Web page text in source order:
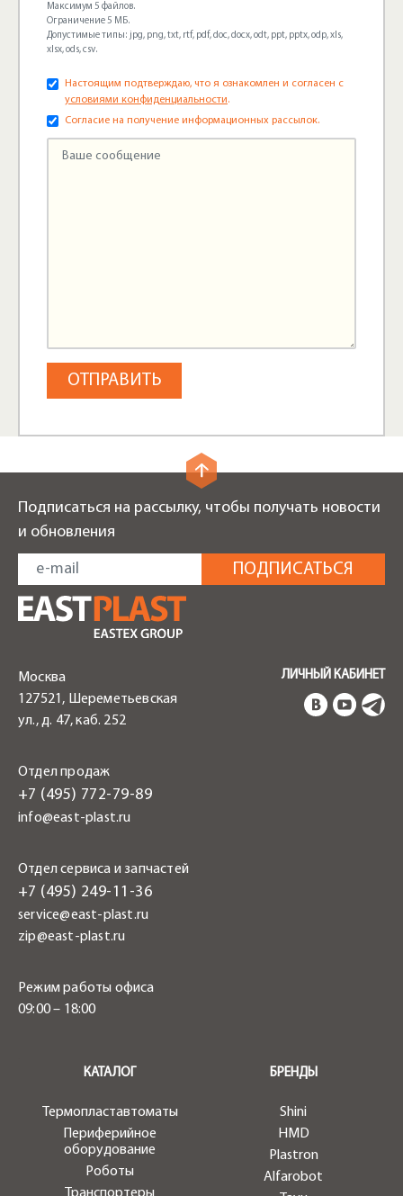
Максимум 5 файлов.
Ограничение 5 МБ.
Допустимые типы: jpg, png, txt, rtf, pdf, doc, docx, odt, ppt, pptx, odp, xls,
xlsx, ods, csv.
Настоящим подтверждаю, что я ознакомлен и согласен с
условиями конфиденциальности.
Согласие на получение информационных рассылок.
Подписаться на рассылку, чтобы получать новости
и обновления
Москва
127521, Шереметьевская
ул., д. 47, каб. 252
Отдел продаж
+7 (495) 772-79-89
info@east-plast.ru
Отдел сервиса и запчастей
+7 (495) 249-11-36
service@east-plast.ru
zip@east-plast.ru
Режим работы офиса
09:00 – 18:00
ЛИЧНЫЙ КАБИНЕТ
КАТАЛОГ
Термопластавтоматы
Периферийное
оборудование
Роботы
Транспортеры
БРЕНДЫ
Shini
HMD
Plastron
Alfarobot